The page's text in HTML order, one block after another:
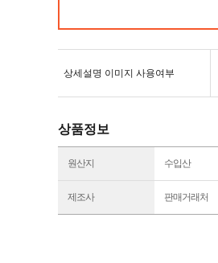
상세설명 이미지 사용여부
상품정보
원산지 수입산
제조사 판매거래처